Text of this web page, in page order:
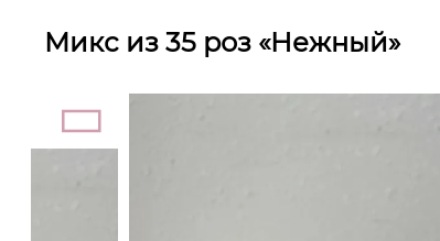
Микс из 35 роз «Нежный»